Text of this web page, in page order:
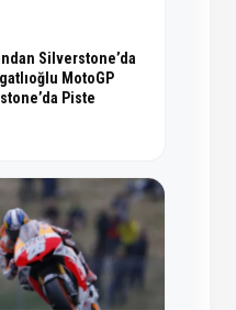
Silverstone’da
MotoGP
Piste